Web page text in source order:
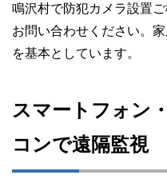
鳴沢村で防犯カメラ設置
お問い合わせください。
を基本としています。
スマートフォン
コンで遠隔監視